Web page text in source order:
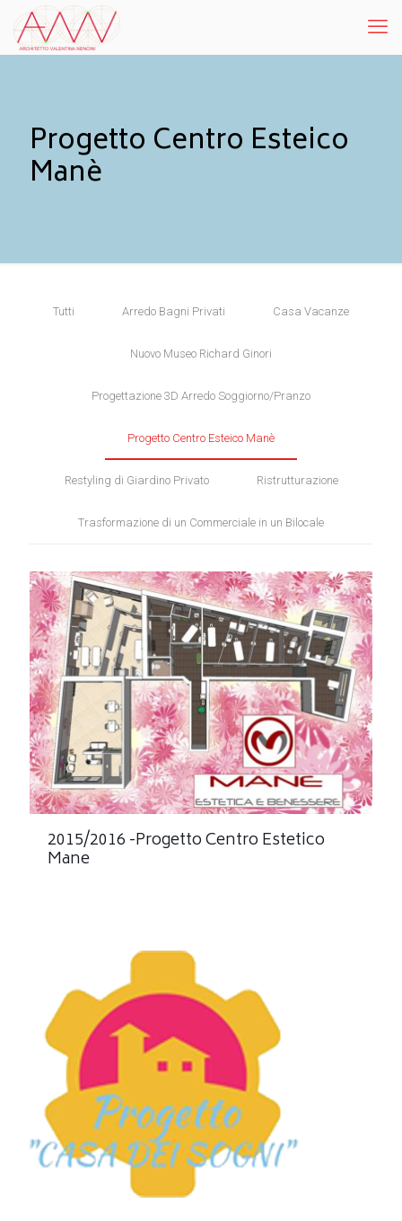
Progetto Centro Esteico
Manè
Tutti Arredo Bagni Privati Casa Vacanze
Nuovo Museo Richard Ginori
Progettazione 3D Arredo Soggiorno/Pranzo
Progetto Centro Esteico Manè
Restyling di Giardino Privato Ristrutturazione
Trasformazione di un Commerciale in un Bilocale
2015/2016 -Progetto Centro Estetico
Mane